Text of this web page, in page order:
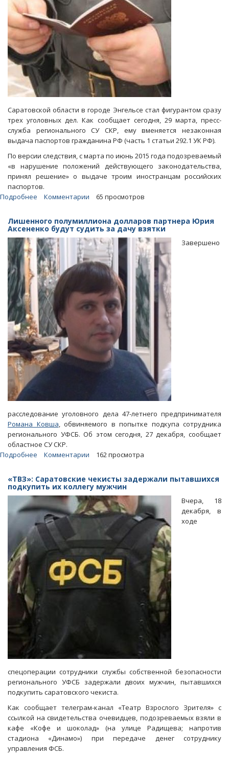
жилье
Саратовской области в городе Энгельсе стал фигурантом сразу
трех уголовных дел. Как сообщает сегодня, 29 марта, пресс-
служба регионального СУ СКР, ему вменяется незаконная
выдача паспортов гражданина РФ (часть 1 статьи 292.1 УК РФ).
По версии следствия, с марта по июнь 2015 года подозреваемый
«в нарушение положений действующего законодательства,
принял решение» о выдаче троим иностранцам российских
паспортов.
Подробнее
незаконную
выдачу
паспортов
иностранцам
миграционщик
снова
попал
под
статью
Комментарии 65 просмотров
Лишенного полумиллиона долларов партнера Юрия
Аксененко будут судить за дачу взятки
Завершено
расследование уголовного дела 47-летнего предпринимателя
Романа Ковша, обвиняемого в попытке подкупа сотрудника
регионального УФСБ. Об этом сегодня, 27 декабря, сообщает
областное СУ СКР.
Подробнее
полумиллиона
долларов
партнера
Юрия
Аксененко
будут
судить
за
взятки
Комментарии 162 просмотра
«ТВЗ»: Саратовские чекисты задержали пытавшихся
подкупить их коллегу мужчин
Вчера, 18
декабря, в
ходе
спецоперации сотрудники службы собственной безопасности
регионального УФСБ задержали двоих мужчин, пытавшихся
подкупить саратовского чекиста.
Как сообщает телеграм-канал «Театр Взрослого Зрителя» с
ссылкой на свидетельства очевидцев, подозреваемых взяли в
кафе «Кофе и шоколад» (на улице Радищева; напротив
стадиона «Динамо») при передаче денег сотруднику
управления ФСБ.